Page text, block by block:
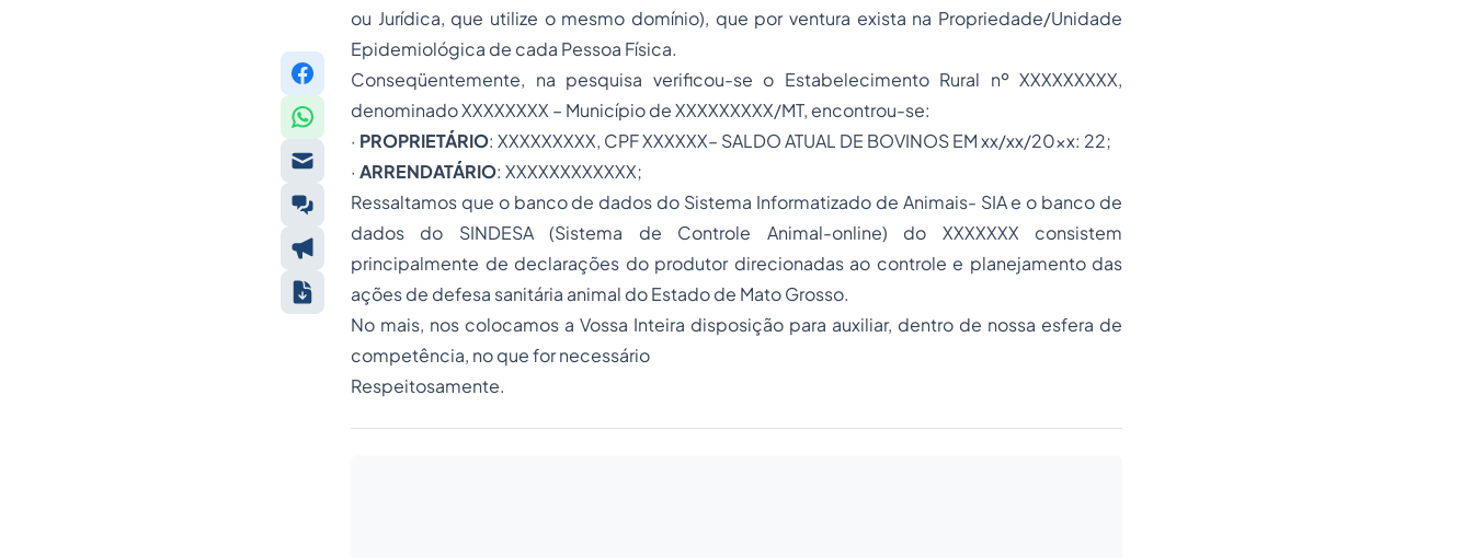
ou Jurídica, que utilize o mesmo domínio), que por ventura exista na Propriedade/Unidade
Epidemiológica de cada Pessoa Física.
Conseqüentemente, na pesquisa verificou-se o Estabelecimento Rural nº XXXXXXXXX,
denominado XXXXXXXX – Município de XXXXXXXXX/MT, encontrou-se:
· PROPRIETÁRIO: XXXXXXXXX, CPF XXXXXX– SALDO ATUAL DE BOVINOS EM xx/xx/20xx: 22;
· ARRENDATÁRIO: XXXXXXXXXXXX;
Ressaltamos que o banco de dados do Sistema Informatizado de Animais- SIA e o banco de
dados do SINDESA (Sistema de Controle Animal-online) do XXXXXXX consistem
principalmente de declarações do produtor direcionadas ao controle e planejamento das
ações de defesa sanitária animal do Estado de Mato Grosso.
No mais, nos colocamos a Vossa Inteira disposição para auxiliar, dentro de nossa esfera de
competência, no que for necessário
Respeitosamente.